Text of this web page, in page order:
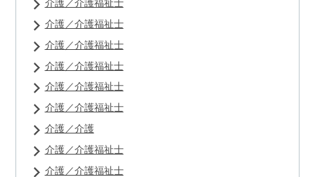
介護／介護福祉士
介護／介護福祉士
介護／介護福祉士
介護／介護福祉士
介護／介護福祉士
介護／介護福祉士
介護／介護
介護／介護福祉士
介護／介護福祉士